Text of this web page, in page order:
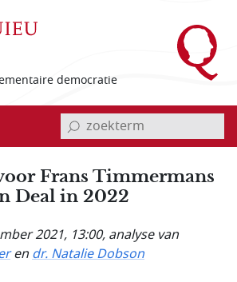
democratie
invoerveld zoekterm
Frans Timmermans
Deal in 2022
2021, 13:00, analyse van
endr. Natalie Dobson